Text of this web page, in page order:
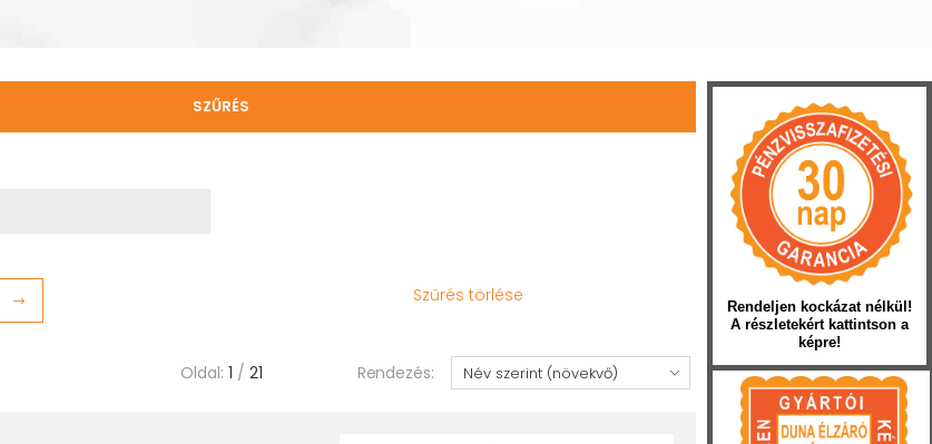
SZŰRÉS
Szűrés törlése
Oldal: 1 / 21 Rendezés:
Rendeljen kockázat nélkül!
A részletekért kattintson a
képre!